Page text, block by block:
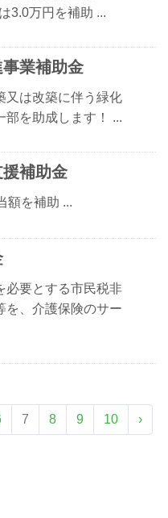
3.0万円を補助 ...
業補助金
又は改築に伴う緑化
部を助成します！ ...
補助金
額を補助 ...
必要とする市民税非
を、介護保険のサー
7 8 9 10 ›